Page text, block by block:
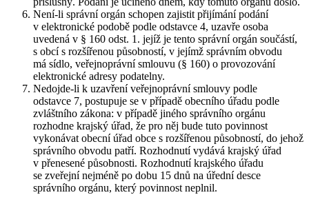
Není-li správní orgán schopen zajistit přijímání podání
v elektronické podobě podle odstavce 4, uzavře osoba
uvedená v § 160 odst. 1. jejíž je tento správní orgán součástí,
s obcí s rozšířenou působností, v jejímž správním obvodu
má sídlo, veřejnoprávní smlouvu (§ 160) o provozování
elektronické adresy podatelny.
Nedojde-li k uzavření veřejnoprávní smlouvy podle
odstavce 7, postupuje se v případě obecního úřadu podle
zvláštního zákona: v případě jiného správního orgánu
rozhodne krajský úřad, že pro něj bude tuto povinnost
vykonávat obecní úřad obce s rozšířenou působností, do jehož
správního obvodu patří. Rozhodnutí vydává krajský úřad
v přenesené působnosti. Rozhodnutí krajského úřadu
se zveřejní nejméně po dobu 15 dnů na úřední desce
správního orgánu, který povinnost neplnil.